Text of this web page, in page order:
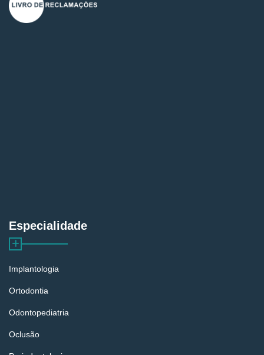
Especialidade
Implantologia
Ortodontia
Odontopediatria
Oclusão